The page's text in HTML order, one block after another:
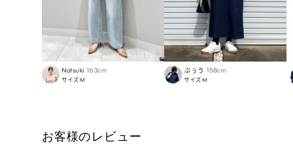
Natsuki 163cm
サイズ:M
ぷぅう 158cm
サイズ:M
お客様のレビュー